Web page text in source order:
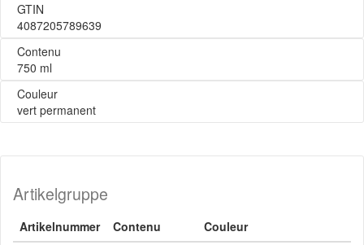
GTIN
4087205789639
Contenu
750 ml
Couleur
vert permanent
Artikelgruppe
Artikelnummer Contenu
Couleur